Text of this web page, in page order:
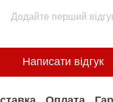
Додайте перший
Написати відгук